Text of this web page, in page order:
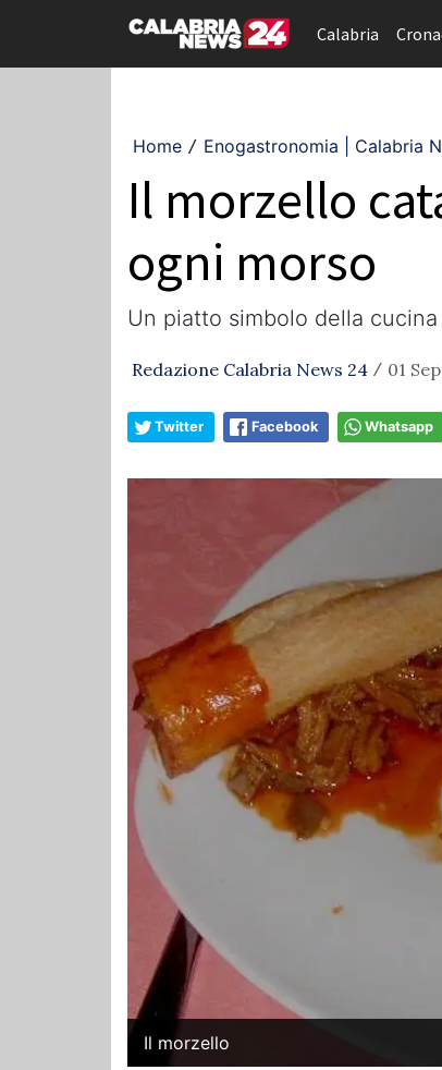
Calabria
Home / Enogastronomia | Calabria
Il morzello
ogni morso
Un piatto simbolo della
Redazione Calabria News 24 / 01
Twitter Facebook Whatsapp
Il morzello